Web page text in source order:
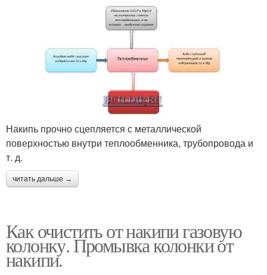
Накипь прочно сцепляется с металлической
поверхностью внутри теплообменника, трубопровода и
т. д.
читать дальше →
Как очистить от накипи газовую
колонку. Промывка колонки от
накипи.